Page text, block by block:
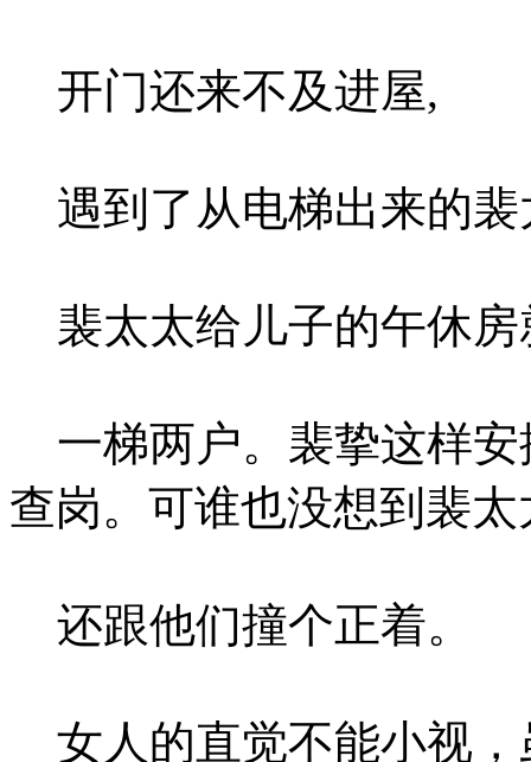
开门还来不及进屋,
遇到了从电梯出来的裴
裴太太给儿子的午休房
一梯两户。裴挚这样安
查岗。可谁也没想到裴
还跟他们撞个正着。
女人的直觉不能小视，